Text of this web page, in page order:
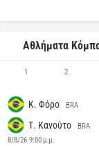
Αθλήματα
1 2
Κ. Φόρο BRA
Τ. Κανούτο
BRA
8/8/26 9:00 μ.μ.